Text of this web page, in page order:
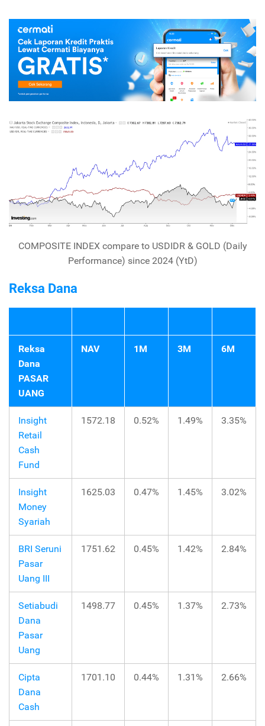
COMPOSITE INDEX compare to USDIDR & GOLD (Daily
Performance) since 2024 (YtD)
Reksa Dana
Reksa
Dana
PASAR
UANG
NAV 1M 3M 6M
Insight
Retail
Cash
Fund
1572.18 0.52% 1.49% 3.35%
Insight
Money
Syariah
1625.03 0.47% 1.45% 3.02%
BRI Seruni
Pasar
Uang III
1751.62 0.45% 1.42% 2.84%
Setiabudi
Dana
Pasar
Uang
1498.77 0.45% 1.37% 2.73%
Cipta
Dana
Cash
1701.10 0.44% 1.31% 2.66%